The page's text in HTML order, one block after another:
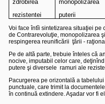
zdrobirea
rezistentei
monopolizarea
puterii
Voi face întîi sintetizarea situaţiei
de Contrarevoluţie, monopolizarea
respingerea reunificării ţării -
Pe de altă parte, trebuie înteles că
nocive, imputabil celor care,
putere şi diversele ramuri ale
Pacurgerea pe orizontală a
punctuale, care trimit la
în continuă extindere. Aşadar vor fi